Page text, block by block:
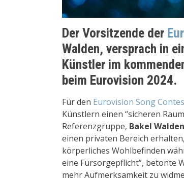
Der Vorsitzende der
Walden, versprach in
Künstler im
beim Eurovision 2024.
Für den Eurovision Song
Künstlern einen “sicheren
Referenzgruppe, Bakel Walden
einen privaten Bereich
körperliches Wohlbefinden
eine Fürsorgepflicht”, betonte
mehr Aufmerksamkeit zu